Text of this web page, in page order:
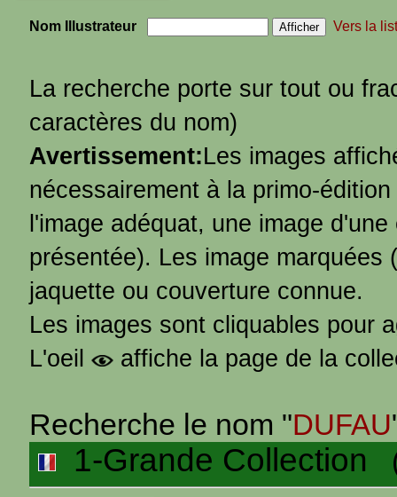
Nom Illustrateur Vers la
La recherche porte sur tout ou
caractères du nom)
Avertissement:Les images
nécessairement à la primo-
l'image adéquat, une image
présentée). Les image marquées
jaquette ou couverture connue.
Les images sont cliquables pour
L'oeil
affiche la page de la
Recherche le nom "DUFAU
1-Grande Collection